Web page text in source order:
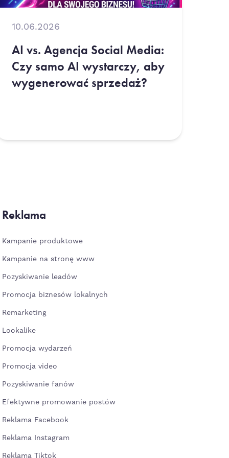
10.06.2026
AI vs. Agencja Social Media:
Czy samo AI wystarczy, aby
wygenerować sprzedaż?
Reklama
Kampanie produktowe
Kampanie na stronę www
Pozyskiwanie leadów
Promocja biznesów lokalnych
Remarketing
Lookalike
Promocja wydarzeń
Promocja video
Pozyskiwanie fanów
Efektywne promowanie postów
Reklama Facebook
Reklama Instagram
Reklama Tiktok